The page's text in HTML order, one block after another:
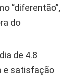
“diferentão”,
do
de 4.8
e satisfação